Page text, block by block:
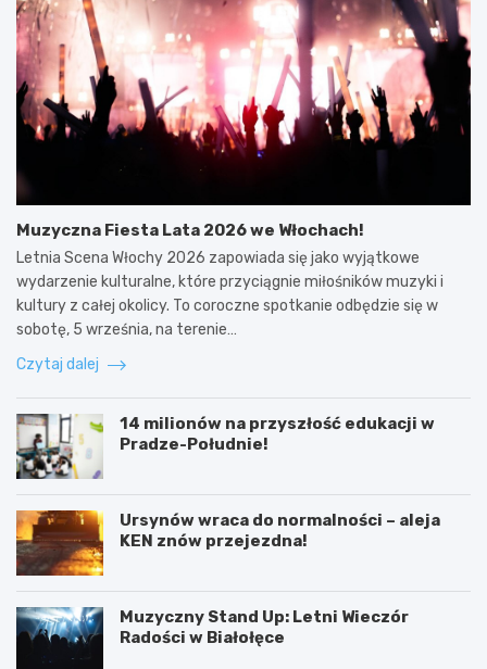
Muzyczna Fiesta Lata 2026 we Włochach!
Letnia Scena Włochy 2026 zapowiada się jako wyjątkowe
wydarzenie kulturalne, które przyciągnie miłośników muzyki i
kultury z całej okolicy. To coroczne spotkanie odbędzie się w
sobotę, 5 września, na terenie…
Czytaj dalej
14 milionów na przyszłość edukacji w
Pradze-Południe!
Ursynów wraca do normalności – aleja
KEN znów przejezdna!
Muzyczny Stand Up: Letni Wieczór
Radości w Białołęce